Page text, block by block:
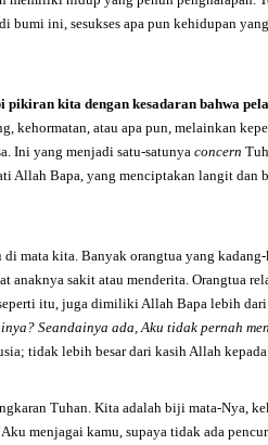
bumi ini, sesukses apa pun kehidupan
pikiran kita dengan kesadaran bahwa
kehormatan, atau apa pun, melainkan
Ini yang menjadi satu-satunyaconcern
Allah Bapa, yang menciptakan langit dan
mata kita. Banyak orangtua yang
sakit atau menderita. Orangtua
itu, juga dimiliki Allah Bapa lebih
Seandainya ada, Aku tidak pernah
tidak lebih besar dari kasih Allah
Tuhan. Kita adalah biji mata-Nya,
menjagai kamu, supaya tidak ada